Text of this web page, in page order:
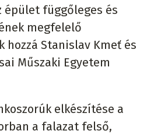
épület függőleges és
megfelelő
hozzá Stanislav Kmeť és
Műszaki Egyetem
elkészítése a
a falazat felső,